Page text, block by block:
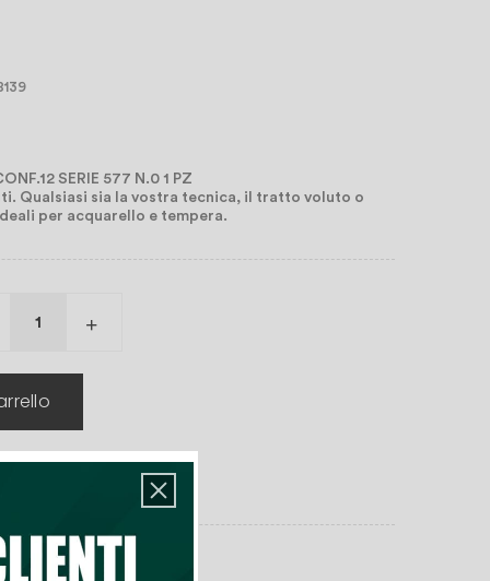
SERIE 577 N.0 1 PZ
Qualsiasi sia la vostra tecnica, il tratto voluto o
per acquarello e tempera.